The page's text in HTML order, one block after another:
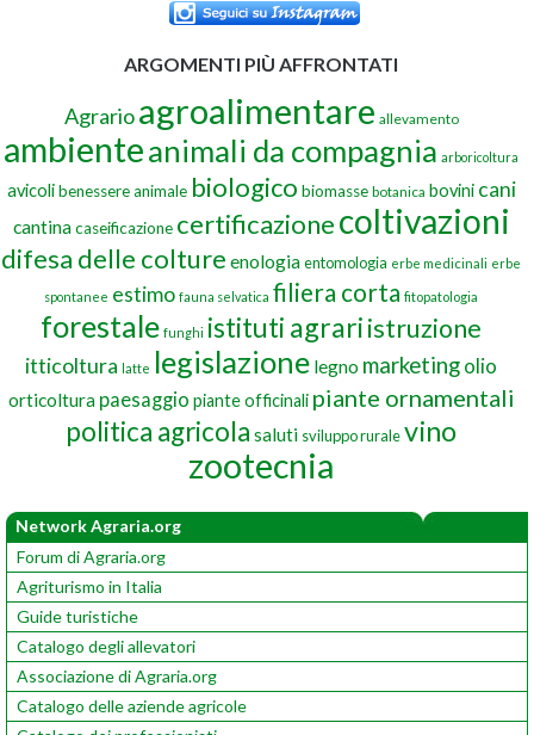
ARGOMENTI PIÙ AFFRONTATI
Agrario agroalimentare allevamento
ambienteanimali da compagnia arboricoltura
avicoli benessere animale biologico biomasse botanica bovini cani
cantina caseificazione certificazionecoltivazioni
difesa delle colture enologiaentomologia erbe medicinali erbe
spontanee estimo fauna selvatica filiera corta fitopatologia
forestale funghi istituti agrariistruzione
itticoltura latte legislazione legno marketingolio
orticoltura paesaggio piante officinali piante ornamentali
politica agricola saluti sviluppo ruralevino
zootecnia
Network Agraria.org
Forum di Agraria.org
Agriturismo in Italia
Guide turistiche
Catalogo degli allevatori
Associazione di Agraria.org
Catalogo delle aziende agricole